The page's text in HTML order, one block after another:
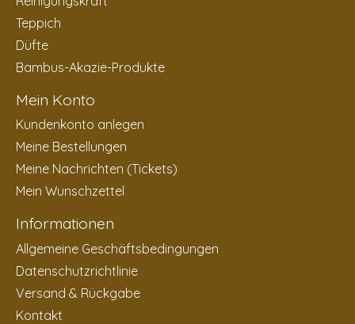
Teppich
Düfte
Bambus-Akazie-Produkte
Mein Konto
Kundenkonto anlegen
Meine Bestellungen
Meine Nachrichten (Tickets)
Mein Wunschzettel
Informationen
Allgemeine Geschäftsbedingungen
Datenschutzrichtlinie
Versand & Rückgabe
Kontakt